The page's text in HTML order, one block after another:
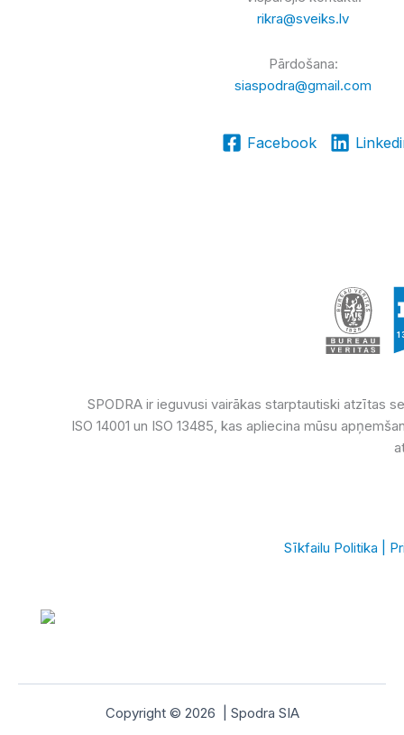
rikra@sveiks.lv
Pārdošana:
siaspodra@gmail.com
Facebook
SPODRA ir ieguvusi vairākas starptautiski atzītas
ISO 14001 un ISO 13485, kas apliecina mūsu
Sīkfailu Politika
Copyright © 2026 | Spodra SIA